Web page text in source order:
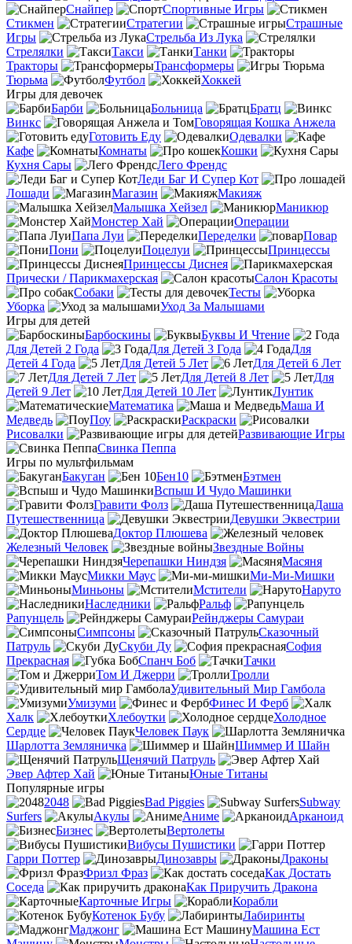
Снайпер
Спортивные Игры
Стикмен
Стратегии
Страшные
Игры
Стрельба Из Лука
Стрелялки
Такси
Танки
Тракторы
Трансформеры
Тюрьма
Футбол
Хоккей
Игры для девочек
Барби
Больница
Братц
Винкс
Говорящая Кошка Анжела
Готовить Еду
Одевалки
Кафе
Комнаты
Кошки
Кухня Сары
Лего Френдс
Леди Баг И Супер Кот
Лошади
Магазин
Макияж
Малышка Хейзел
Маникюр
Монстер Хай
Операции
Папа Луи
Переделки
Повар
Пони
Поцелуи
Принцессы
Принцессы Диснея
Прически / Парикмахерская
Салон Красоты
Собаки
Тесты
Уборка
Уход За Малышами
Игры для детей
Барбоскины
Буквы И Чтение
Для Детей 2 Года
Для Детей 3 Года
Для
Детей 4 Года
Для Детей 5 Лет
Для Детей 6 Лет
Для Детей 7 Лет
Для Детей 8 Лет
Для
Детей 9 Лет
Для Детей 10 Лет
Лунтик
Математика
Маша И
Медведь
Поу
Раскраски
Рисовалки
Развивающие Игры
Свинка Пеппа
Игры по мультфильмам
Бакуган
Бен10
Бэтмен
Вспыш И Чудо Машинки
Гравити Фолз
Даша
Путешественница
Девушки Эквестрии
Доктор Плюшева
Железный Человек
Звездные Войны
Черепашки Ниндзя
Масяня
Микки Маус
Ми-Ми-Мишки
Миньоны
Мстители
Наруто
Наследники
Ральф
Рапунцель
Рейнджеры Самураи
Симпсоны
Сказочный
Патруль
Скуби Ду
София
Прекрасная
Спанч Боб
Тачки
Том И Джерри
Тролли
Удивительный Мир Гамбола
Умизуми
Финес И Ферб
Халк
Хлебоутки
Холодное
Сердце
Человек Паук
Шарлотта Земляничка
Шиммер И Шайн
Щенячий Патруль
Эвер Афтер Хай
Юные Титаны
Популярные игры
2048
Bad Piggies
Subway
Surfers
Акулы Аниме
Арканоид
Бизнес
Вертолеты
Вибусы Пушистики
Гарри Поттер
Динозавры
Драконы
Фризл Фраз
Как Достать
Соседа
Как Приручить Дракона
Карточные Игры
Корабли
Котенок Бубу
Лабиринты
Маджонг
Машина Ест